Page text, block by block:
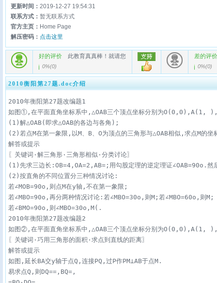
更新时间： 2019-12-27 19:54:31
联系方式： 暂无联系方式
官方主页： Home Page
解压密码： 点击这里
好的评价 此教育真真棒！就请您
0%(0)
差的评价
0%(0)
2010衡阳第27题.doc介绍
2010年衡阳第27题改编题1
如图①,在平面直角坐标系中,△OAB三个顶点坐标分别为
(1)解△OAB(即求△OAB的各边与各角);
(2)若点M在第一象限,以M、B、O为顶点的三角形与△OAB相似,求点M的坐
解答或提示
〖关键词·解三角形·三角形相似·分类讨论〗
(1)先求三边长:OB=4,OA=2,AB=;用勾股定理的逆定理证∠OAB=90o.
(2)按直角的不同位置分三种情况讨论:
若∠MOB=90o,则点M在y轴,不在第一象限;
若∠MBO=90o,再分两种情况讨论:若∠MBO=30o,则M;若∠MBO=60o,则M;
若∠BMO=90o,则∠MBO=30o,M(.
2010年衡阳第27题改编题2
如图②,在平面直角坐标系中,△OAB三个顶点坐标分别为O(0,0),A(1,
〖关键词·巧用三角形的面积·求点到直线的距离〗
解答或提示
如图,延长BA交y轴于点Q,连接PQ,过P作PM⊥AB于点M.
易求点Q,则DQ==,BQ=,